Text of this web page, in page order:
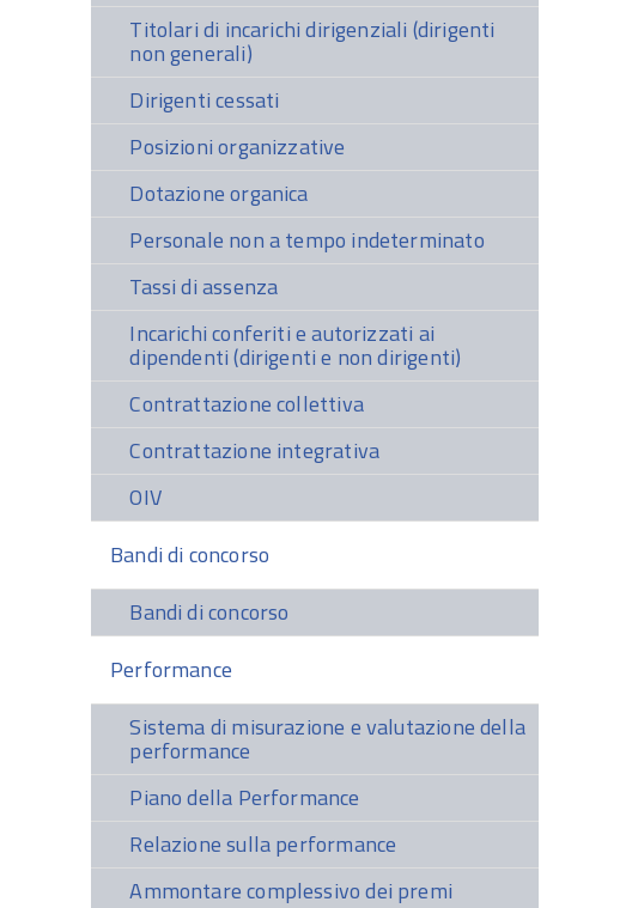
Titolari di incarichi dirigenziali (dirigenti
non generali)
Dirigenti cessati
Posizioni organizzative
Dotazione organica
Personale non a tempo indeterminato
Tassi di assenza
Incarichi conferiti e autorizzati ai
dipendenti (dirigenti e non dirigenti)
Contrattazione collettiva
Contrattazione integrativa
OIV
Bandi di concorso
Bandi di concorso
Performance
Sistema di misurazione e valutazione della
performance
Piano della Performance
Relazione sulla performance
Ammontare complessivo dei premi